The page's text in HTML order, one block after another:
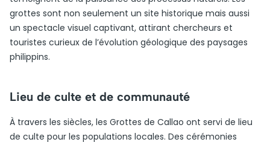
grottes sont non seulement un site historique mais aussi
un spectacle visuel captivant, attirant chercheurs et
touristes curieux de l’évolution géologique des paysages
philippins.
Lieu de culte et de communauté
À travers les siècles, les Grottes de Callao ont servi de lieu
de culte pour les populations locales. Des cérémonies